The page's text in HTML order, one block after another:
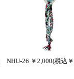
NHU-26 ￥2,000(税込